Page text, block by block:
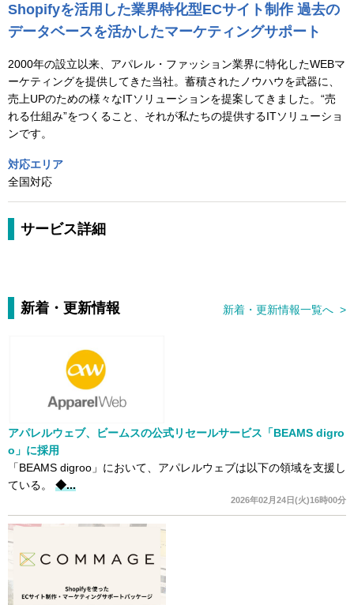
Shopifyを活用した業界特化型ECサイト制作 過去の
データベースを活かしたマーケティングサポート
2000年の設立以来、アパレル・ファッション業界に特化したWEBマ
ーケティングを提供してきた当社。蓄積されたノウハウを武器に、
売上UPのための様々なITソリューションを提案してきました。“売
れる仕組み”をつくること、それが私たちの提供するITソリューショ
ンです。
対応エリア
全国対応
サービス詳細
新着・更新情報 新着・更新情報一覧へ >
アパレルウェブ、ビームスの公式リセールサービス「BEAMS digro
o」に採用
「BEAMS digroo」において、アパレルウェブは以下の領域を支援し
ている。 ◆...
2026年02月24日(火)16時00分